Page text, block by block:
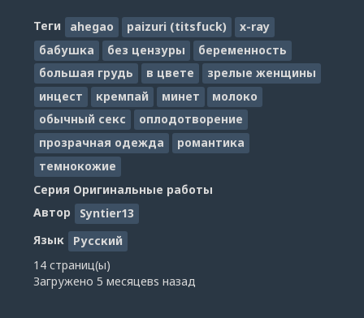
Теги ahegao paizuri (titsfuck)
x-ray
бабушка
без цензуры
беременность
большая грудь
в цвете
зрелые женщины
инцест
кремпай минет
молоко
обычный секс
оплодотворение
прозрачная одежда
романтика
темнокожие
Серия Оригинальные работы
Автор
Syntier13
Язык
Русский
14 страниц(ы)
Загружено 5 месяцевs назад